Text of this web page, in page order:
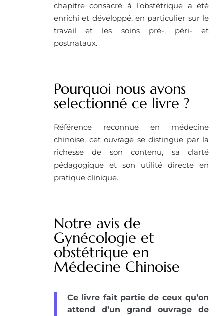
chapitre consacré à l’obstétrique a été
enrichi et développé, en particulier sur le
travail et les soins pré-, péri- et
postnataux.
Pourquoi nous avons
selectionné ce livre ? ​
Référence reconnue en médecine
chinoise, cet ouvrage se distingue par la
richesse de son contenu, sa clarté
pédagogique et son utilité directe en
pratique clinique.
Notre avis de
Gynécologie et
obstétrique en
Médecine Chinoise
Ce livre fait partie de ceux qu’on
attend d’un grand ouvrage de